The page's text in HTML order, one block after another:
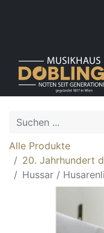
Alle Produkte
20. Jahrhundert
Hussar /